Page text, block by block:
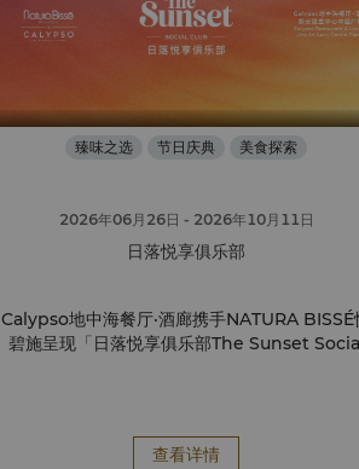
臻味之选 节日庆典 美食探索
2026年06月26日 - 2026年10月11日
日落悦享俱乐部
Calypso地中海餐厅·酒廊携手NATURA BISSÉ
碧施呈现「日落悦享俱乐部The Sunset
查看详情